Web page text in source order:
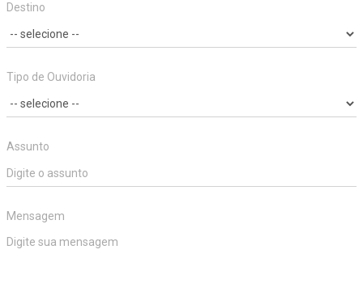
Destino
Tipo de Ouvidoria
Assunto
Mensagem